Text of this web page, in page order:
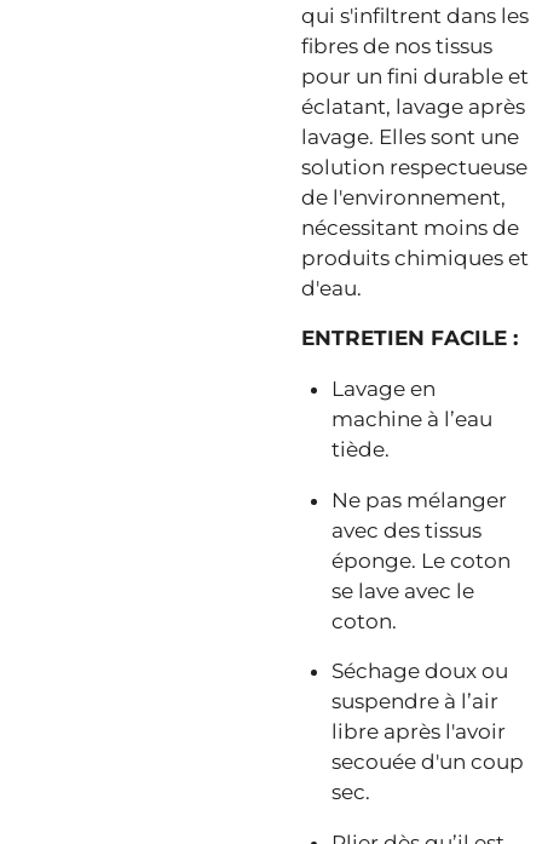
qui s'infiltrent dans les
fibres de nos tissus
pour un fini durable et
éclatant, lavage après
lavage. Elles sont une
solution respectueuse
de l'environnement,
nécessitant moins de
produits chimiques et
d'eau.
ENTRETIEN FACILE :
Lavage en
machine à l’eau
tiède.
Ne pas mélanger
avec des tissus
éponge. Le coton
se lave avec le
coton.
Séchage doux ou
suspendre à l’air
libre après l'avoir
secouée d'un coup
sec.